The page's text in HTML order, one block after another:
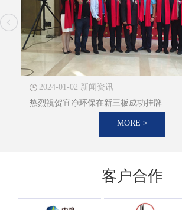
2024-01-02 新闻资讯
热烈祝贺宜净环保在新三板成功挂牌
MORE >
客户合作